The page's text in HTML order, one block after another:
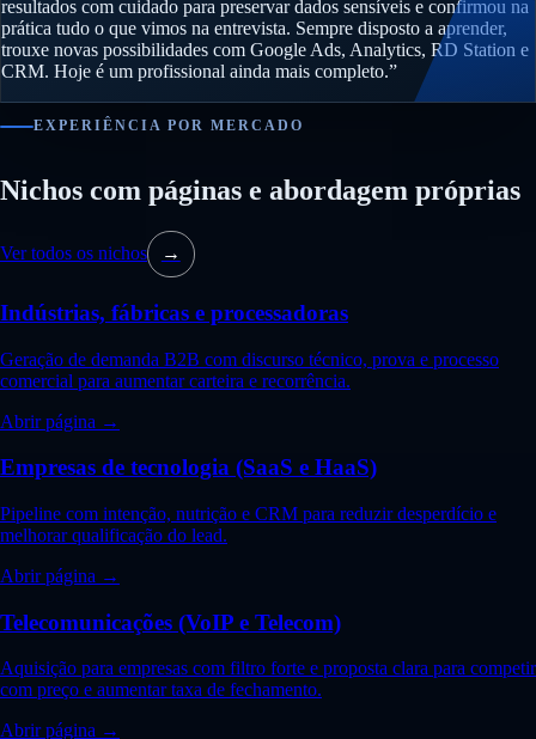
resultados com cuidado para preservar dados sensíveis e confirmou na
prática tudo o que vimos na entrevista. Sempre disposto a aprender,
trouxe novas possibilidades com Google Ads, Analytics, RD Station e
CRM. Hoje é um profissional ainda mais completo.”
EXPERIÊNCIA POR MERCADO
Nichos com páginas e abordagem próprias
Ver todos os nichos →
Indústrias, fábricas e processadoras
Geração de demanda B2B com discurso técnico, prova e processo
comercial para aumentar carteira e recorrência.
Abrir página →
Empresas de tecnologia (SaaS e HaaS)
Pipeline com intenção, nutrição e CRM para reduzir desperdício e
melhorar qualificação do lead.
Abrir página →
Telecomunicações (VoIP e Telecom)
Aquisição para empresas com filtro forte e proposta clara para competir
com preço e aumentar taxa de fechamento.
Abrir página →